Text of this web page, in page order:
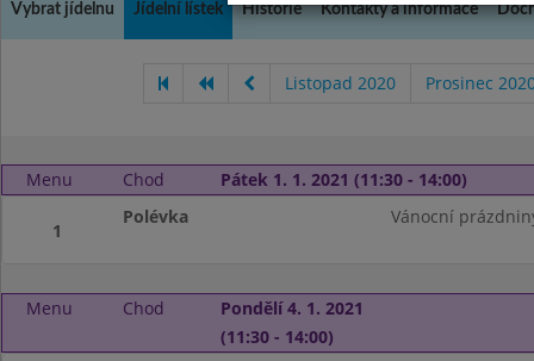
Vybrat jídelnu Jídelní lístek Historie Kontakty a informace
Listopad 2020 Prosinec
Menu Chod Pátek 1. 1. 2021 (11:30 - 14:00)
1
Polévka Vánocní
Menu Chod
Pondělí 4. 1. 2021
(11:30 - 14:00)